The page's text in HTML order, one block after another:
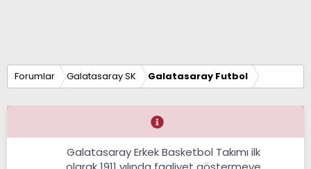
Forumlar Galatasaray SK Galatasaray Futbol
Galatasaray Erkek Basketbol Takımı ilk